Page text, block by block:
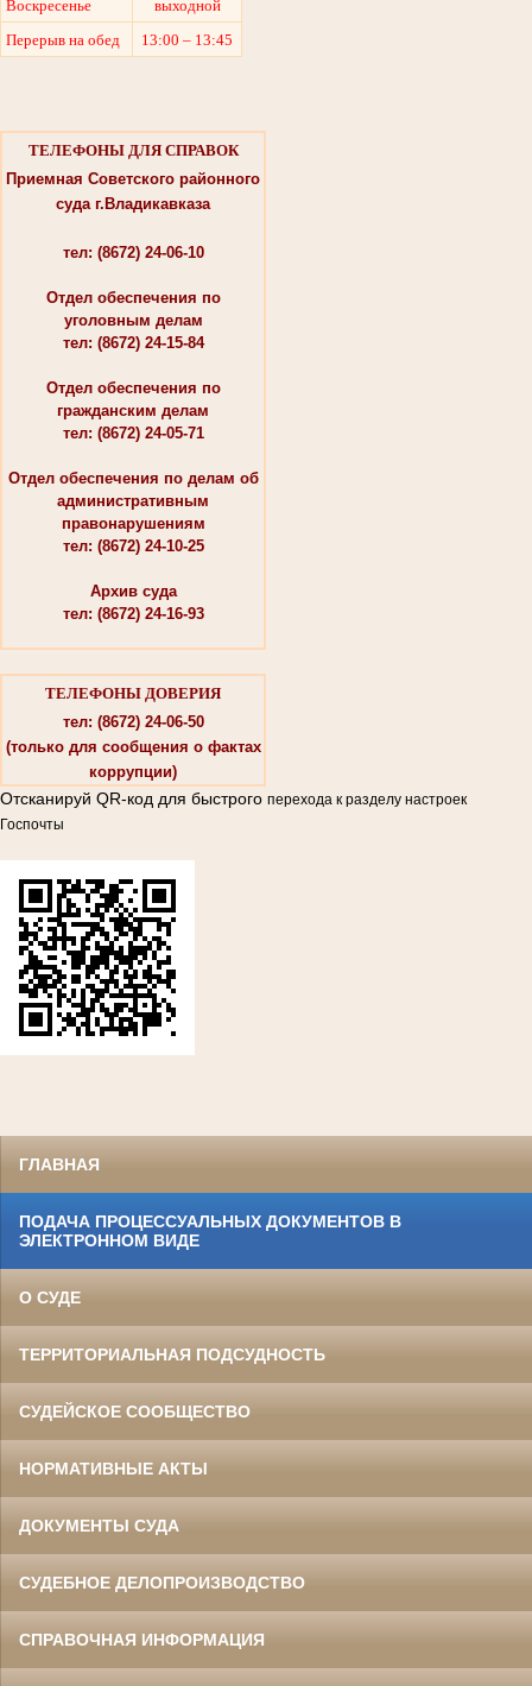
Воскресенье
выходной
Перерыв на обед
13:00 – 13:45
ТЕЛЕФОНЫ ДЛЯ СПРАВОК
Приемная Советского районного
суда г.Владикавказа
тел: (8672) 24-06-10
Отдел обеспечения по
уголовным делам
тел: (8672) 24-15-84
Отдел обеспечения по
гражданским делам
тел: (8672) 24-05-71
Отдел обеспечения по делам об
административным
правонарушениям
тел: (8672) 24-10-25
Архив суда
тел: (8672) 24-16-93
ТЕЛЕФОНЫ ДОВЕРИЯ
тел: (8672) 24-06-50
(только для сообщения о фактах
коррупции)
Отсканируй QR-код для быстрого перехода к разделу настроек
Госпочты
ГЛАВНАЯ
ПОДАЧА ПРОЦЕССУАЛЬНЫХ ДОКУМЕНТОВ В
ЭЛЕКТРОННОМ ВИДЕ
О СУДЕ
ТЕРРИТОРИАЛЬНАЯ ПОДСУДНОСТЬ
СУДЕЙСКОЕ СООБЩЕСТВО
НОРМАТИВНЫЕ АКТЫ
ДОКУМЕНТЫ СУДА
СУДЕБНОЕ ДЕЛОПРОИЗВОДСТВО
СПРАВОЧНАЯ ИНФОРМАЦИЯ